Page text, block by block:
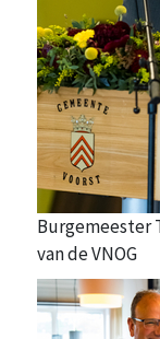
Burgemeester
van de VNOG